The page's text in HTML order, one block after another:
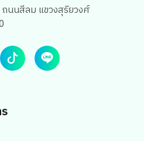
นนสีลม แขวงสุริยวงศ์